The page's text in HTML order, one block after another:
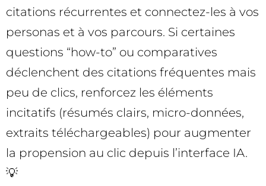
citations récurrentes et connectez-les à vos
personas et à vos parcours. Si certaines
questions “how-to” ou comparatives
déclenchent des citations fréquentes mais
peu de clics, renforcez les éléments
incitatifs (résumés clairs, micro-données,
extraits téléchargeables) pour augmenter
la propension au clic depuis l’interface IA.
💡